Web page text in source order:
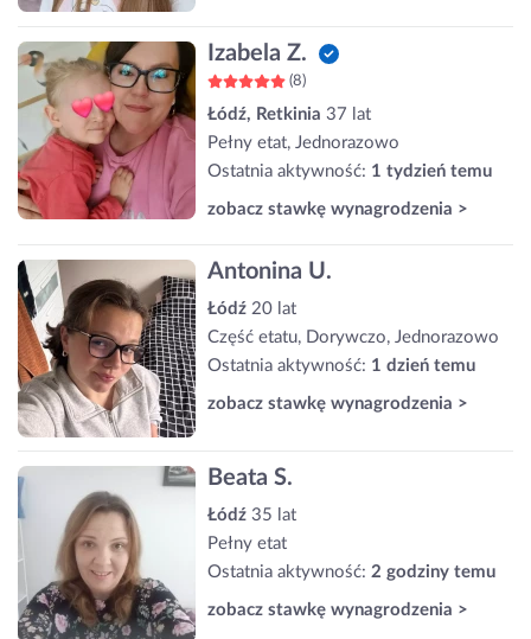
Izabela Z.
(8)
Łódź, Retkinia 37 lat
Pełny etat, Jednorazowo
Ostatnia aktywność: 1 tydzień temu
zobacz stawkę wynagrodzenia >
Antonina U.
Łódź 20 lat
Część etatu, Dorywczo, Jednorazowo
Ostatnia aktywność: 1 dzień temu
zobacz stawkę wynagrodzenia >
Beata S.
Łódź 35 lat
Pełny etat
Ostatnia aktywność: 2 godziny temu
zobacz stawkę wynagrodzenia >